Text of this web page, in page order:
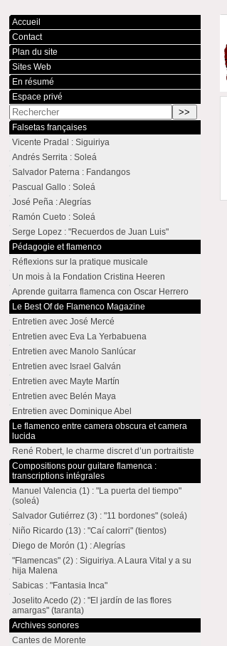
Accueil
Contact
Plan du site
Sites Web
En résumé
Espace privé
Falsetas françaises
Vicente Pradal : Siguiriya
Andrés Serrita : Soleá
Salvador Paterna : Fandangos
Pascual Gallo : Soleá
José Peña : Alegrías
Ramón Cueto : Soleá
Serge Lopez : "Recuerdos de Juan Luis"
Pédagogie et flamenco
Réflexions sur la pratique musicale
Un mois à la Fondation Cristina Heeren
Aprende guitarra flamenca con Oscar Herrero
Le Best Of de Flamenco Magazine
Entretien avec José Mercé
Entretien avec Eva La Yerbabuena
Entretien avec Manolo Sanlúcar
Entretien avec Israel Galván
Entretien avec Mayte Martín
Entretien avec Belén Maya
Entretien avec Dominique Abel
Le flamenco entre camera obscura et camera
lucida
René Robert, le charme discret d’un portraitiste
Compositions pour guitare flamenca :
transcriptions intégrales
Manuel Valencia (1) : "La puerta del tiempo"
(soleá)
Salvador Gutiérrez (3) : "11 bordones" (soleá)
Niño Ricardo (13) : "Caí calorri" (tientos)
Diego de Morón (1) : Alegrías
"Flamencas" (2) : Siguiriya. A Laura Vital y a su
hija Malena
Sabicas : "Fantasia Inca"
Joselito Acedo (2) : "El jardín de las flores
amargas" (taranta)
Archives sonores
Cantes de Morente